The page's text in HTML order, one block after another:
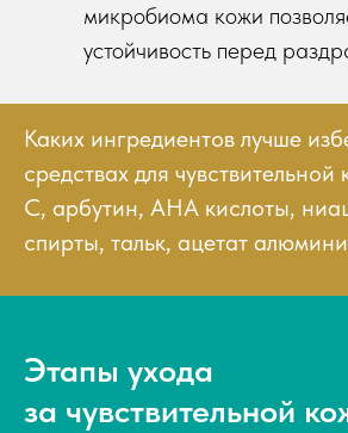
микробиома кожи
устойчивость перед
Каких ингредиентов лучше
средствах для
С, арбутин, АНА кислоты,
спирты, тальк, ацетат
Этапы ухода
за чувствительной